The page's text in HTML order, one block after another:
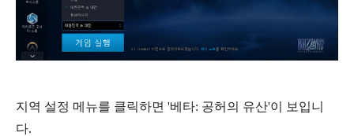
지역 설정 메뉴를 클릭하면 '베타: 공허의 유산'이 보입니
다.